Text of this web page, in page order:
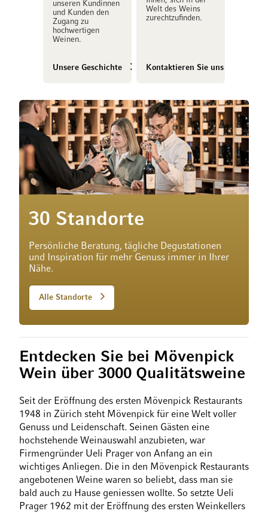
unseren Kundinnen
und Kunden den
Zugang zu
hochwertigen
Weinen.
Unsere Geschichte
Welt des Weins
zurechtzufinden.
Kontaktieren Sie uns
30 Standorte
Persönliche Beratung, tägliche Degustationen
und Inspiration für mehr Genuss immer in Ihrer
Nähe.
Alle Standorte
Entdecken Sie bei Mövenpick
Wein über 3000 Qualitätsweine
Seit der Eröffnung des ersten Mövenpick Restaurants
1948 in Zürich steht Mövenpick für eine Welt voller
Genuss und Leidenschaft. Seinen Gästen eine
hochstehende Weinauswahl anzubieten, war
Firmengründer Ueli Prager von Anfang an ein
wichtiges Anliegen. Die in den Mövenpick Restaurants
angebotenen Weine waren so beliebt, dass man sie
bald auch zu Hause geniessen wollte. So setzte Ueli
Prager 1962 mit der Eröffnung des ersten Weinkellers